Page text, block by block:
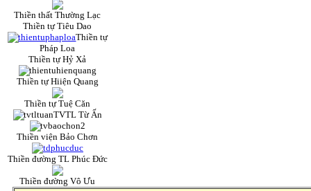
Thiền thất Thường Lạc
Thiền tự Tiêu Dao
Thiền tự
Pháp Loa
Thiền tự Hỷ Xả
Thiền tự Hiiện Quang
Thiền tự Tuệ Căn
TVTL Từ Ấn
Thiền viện Bảo Chơn
Thiền đường TL Phúc Đức
Thiền đường Vô Ưu